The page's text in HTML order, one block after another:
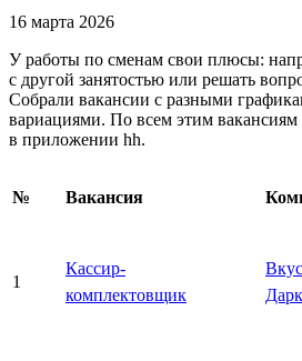
16 марта 2026
У работы по сменам свои плюсы:
с другой занятостью или решать
Собрали вакансии с разными
вариациями. По всем этим
в приложении hh.
№ Вакансия
1
Кассир-
комплектовщик